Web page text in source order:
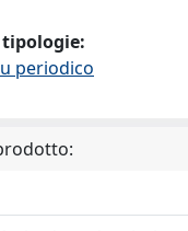
periodico